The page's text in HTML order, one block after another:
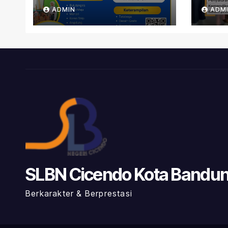
ADMIN
SLBN Cicendo Kota
Berkarakter & Berprestasi